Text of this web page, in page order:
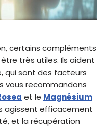
certains compléments
très utiles. Ils aident
qui sont des facteurs
vous recommandons
et le Magnésium
agissent efficacement
et la récupération